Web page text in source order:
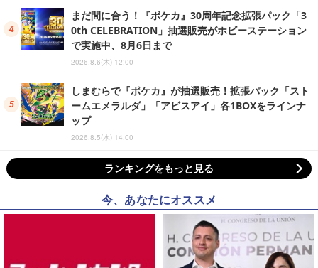
まだ間に合う！『ポケカ』30周年記念拡張パック「3
0th CELEBRATION」抽選販売がホビーステーション
で実施中、8月6日まで
2026.8.6(木) 12:00
しまむらで『ポケカ』が抽選販売！拡張パック「スト
ームエメラルダ」「アビスアイ」各1BOXをラインナ
ップ
2026.8.5(水) 14:00
ランキングをもっと見る
今、あなたにオススメ